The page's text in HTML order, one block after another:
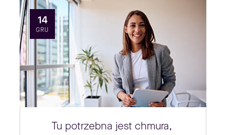
14
GRU
Tu potrzebna jest chmura,